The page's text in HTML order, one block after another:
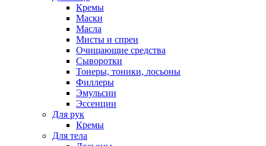
Кремы
Маски
Масла
Мисты и спреи
Очищающие средства
Сыворотки
Тонеры, тоники, лосьоны
Филлеры
Эмульсии
Эссенции
Для рук
Кремы
Для тела